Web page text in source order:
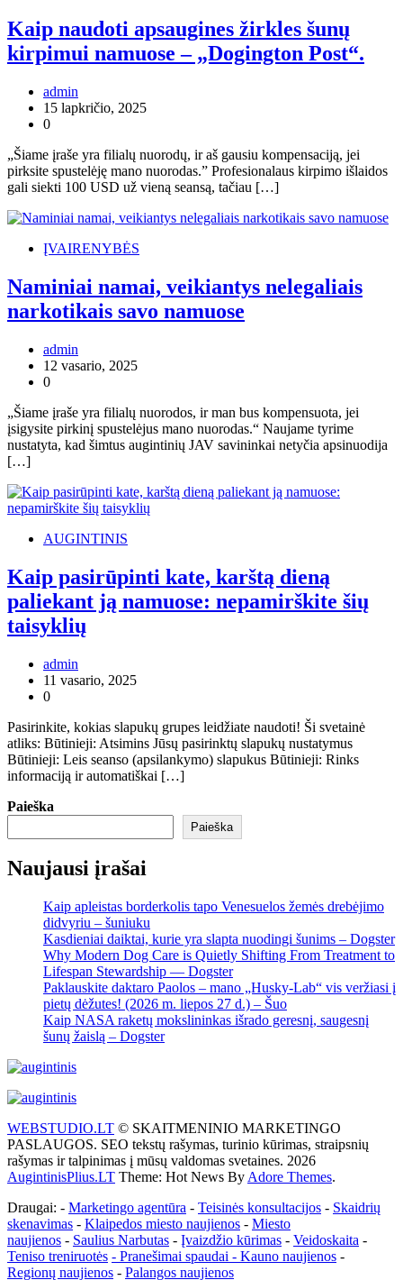
Kaip naudoti apsaugines žirkles šunų
kirpimui namuose – „Dogington Post“.
admin
15 lapkričio, 2025
0
„Šiame įraše yra filialų nuorodų, ir aš gausiu kompensaciją, jei
pirksite spustelėję mano nuorodas.” Profesionalaus kirpimo išlaidos
gali siekti 100 USD už vieną seansą, tačiau […]
ĮVAIRENYBĖS
Naminiai namai, veikiantys nelegaliais
narkotikais savo namuose
admin
12 vasario, 2025
0
„Šiame įraše yra filialų nuorodos, ir man bus kompensuota, jei
įsigysite pirkinį spustelėjus mano nuorodas.“ Naujame tyrime
nustatyta, kad šimtus augintinių JAV savininkai netyčia apsinuodija
[…]
AUGINTINIS
Kaip pasirūpinti kate, karštą dieną
paliekant ją namuose: nepamirškite šių
taisyklių
admin
11 vasario, 2025
0
Pasirinkite, kokias slapukų grupes leidžiate naudoti! Ši svetainė
atliks: Būtinieji: Atsimins Jūsų pasirinktų slapukų nustatymus
Būtinieji: Leis seanso (apsilankymo) slapukus Būtinieji: Rinks
informaciją ir automatiškai […]
Paieška
Paieška
Naujausi įrašai
Kaip apleistas borderkolis tapo Venesuelos žemės drebėjimo
didvyriu – šuniuku
Kasdieniai daiktai, kurie yra slapta nuodingi šunims – Dogster
Why Modern Dog Care is Quietly Shifting From Treatment to
Lifespan Stewardship — Dogster
Paklauskite daktaro Paolos – mano „Husky-Lab“ vis veržiasi į
pietų dėžutes! (2026 m. liepos 27 d.) – Šuo
Kaip NASA raketų mokslininkas išrado geresnį, saugesnį
šunų žaislą – Dogster
WEBSTUDIO.LT © SKAITMENINIO MARKETINGO
PASLAUGOS. SEO tekstų rašymas, turinio kūrimas, straipsnių
rašymas ir talpinimas į mūsų valdomas svetaines. 2026
AugintinisPlius.LT Theme: Hot News By Adore Themes.
Draugai: - Marketingo agentūra - Teisinės konsultacijos - Skaidrių
skenavimas - Klaipedos miesto naujienos - Miesto
naujienos - Saulius Narbutas - Įvaizdžio kūrimas - Veidoskaita -
Teniso treniruotės - Pranešimai spaudai - Kauno naujienos -
Regionų naujienos - Palangos naujienos